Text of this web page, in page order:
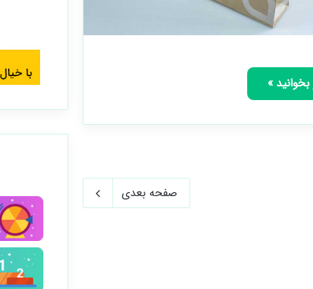
»
صفحه بعدی